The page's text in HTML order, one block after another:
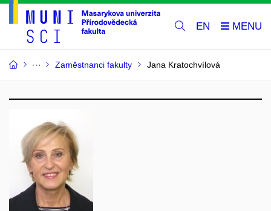
EN
Zaměstnanci fakulty Jana Kratochvílová